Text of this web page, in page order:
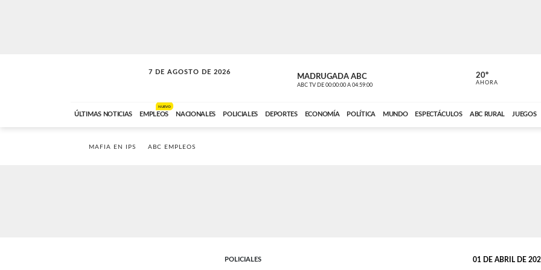
7 DE AGOSTO DE 2026
SOLO MÚSICA MADRUGADA ABC
ABC TV DE 00:00:00 A 04:59:00 ABC CARDINAL
20º
AHORA
ÚLTIMAS NOTICIAS EMPLEOS
NUEVO
NACIONALES POLICIALES DEPORTES ECONOMÍA POLÍTICA MUNDO ESPECTÁCULOS ABC RURAL JUEGOS
MAFIA EN IPS ABC EMPLEOS
POLICIALES 01 DE ABRIL DE